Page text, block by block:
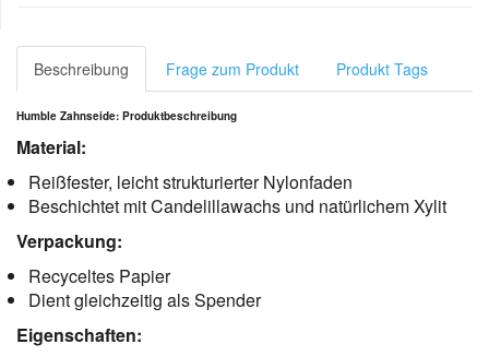
Beschreibung Frage zum Produkt Produkt Tags
Humble Zahnseide: Produktbeschreibung
Material:
Reißfester, leicht strukturierter Nylonfaden
Beschichtet mit Candelillawachs und natürlichem Xylit
Verpackung:
Recyceltes Papier
Dient gleichzeitig als Spender
Eigenschaften: